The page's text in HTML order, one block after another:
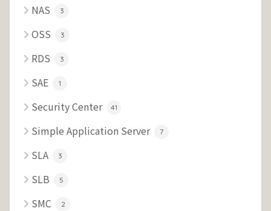
NAS 3
OSS 3
RDS 3
SAE 1
Security Center 41
Simple Application Server 7
SLA 3
SLB 5
SMC 2